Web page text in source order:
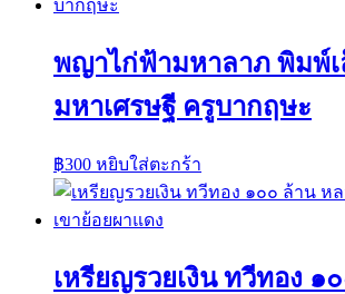
พญาไก่ฟ้ามหาลาภ พิมพ์เ
มหาเศรษฐี ครูบากฤษะ
฿300 หยิบใส่ตะกร้า
เหรียญรวยเงิน ทวีทอง ๑